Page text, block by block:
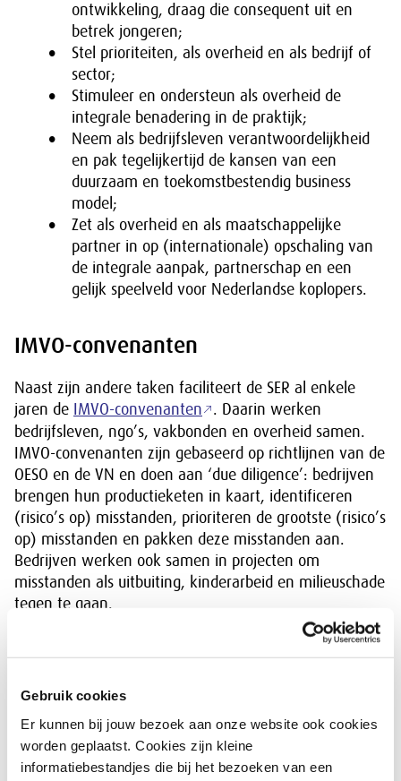
Gebruik cookies
Er kunnen bij jouw bezoek aan onze website ook cookies
worden geplaatst. Cookies zijn kleine
informatiebestandjes die bij het bezoeken van een
ontwikkeling, draag die consequent uit en
betrek jongeren;
Stel prioriteiten, als overheid en als bedrijf of
sector;
Stimuleer en ondersteun als overheid de
integrale benadering in de praktijk;
Neem als bedrijfsleven verantwoordelijkheid
en pak tegelijkertijd de kansen van een
duurzaam en toekomstbestendig business
model;
Zet als overheid en als maatschappelijke
partner in op (internationale) opschaling van
de integrale aanpak, partnerschap en een
gelijk speelveld voor Nederlandse koplopers.
IMVO-convenanten
Naast zijn andere taken faciliteert de SER al enkele
jaren de IMVO-convenanten
. Daarin werken
bedrijfsleven, ngo’s, vakbonden en overheid samen.
IMVO-convenanten zijn gebaseerd op richtlijnen van de
OESO en de VN en doen aan ‘due diligence’: bedrijven
brengen hun productieketen in kaart, identificeren
(risico’s op) misstanden, prioriteren de grootste (risico’s
op) misstanden en pakken deze misstanden aan.
Bedrijven werken ook samen in projecten om
misstanden als uitbuiting, kinderarbeid en milieuschade
tegen te gaan.
Het advies “Kansen pakken en risico’s beheersen” is
voorbereid door de SER-commissie IMVO onder
vastgesteld in de raadsvergadering op 18 oktober
2019.
Download: